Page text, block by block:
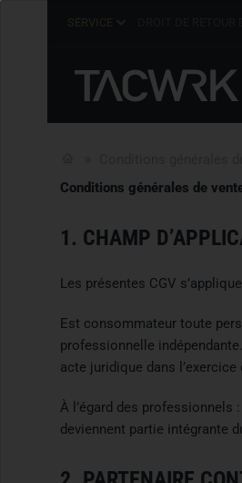
SERVICE
Conditions générales de
1. CHAMP
Les présentes CGV
Est consommateur toute
professionnelle
acte juridique dans
À l’égard des
deviennent partie intégrante